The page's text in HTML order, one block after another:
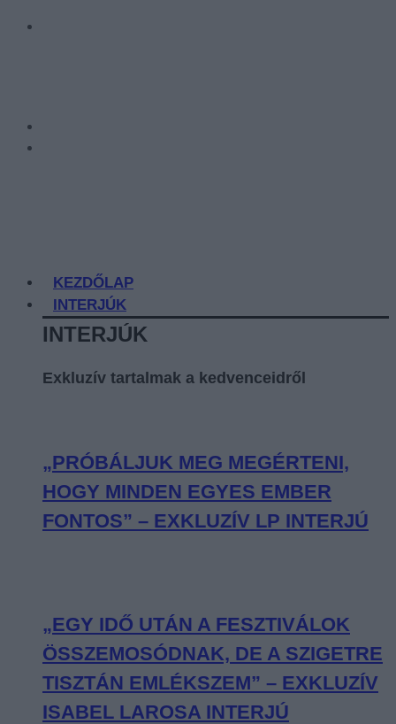
KEZDŐLAP
INTERJÚK
INTERJÚK
Exkluzív tartalmak a kedvenceidről
„PRÓBÁLJUK MEG MEGÉRTENI,
HOGY MINDEN EGYES EMBER
FONTOS” – EXKLUZÍV LP INTERJÚ
„EGY IDŐ UTÁN A FESZTIVÁLOK
ÖSSZEMOSÓDNAK, DE A SZIGETRE
TISZTÁN EMLÉKSZEM” – EXKLUZÍV
ISABEL LAROSA INTERJÚ